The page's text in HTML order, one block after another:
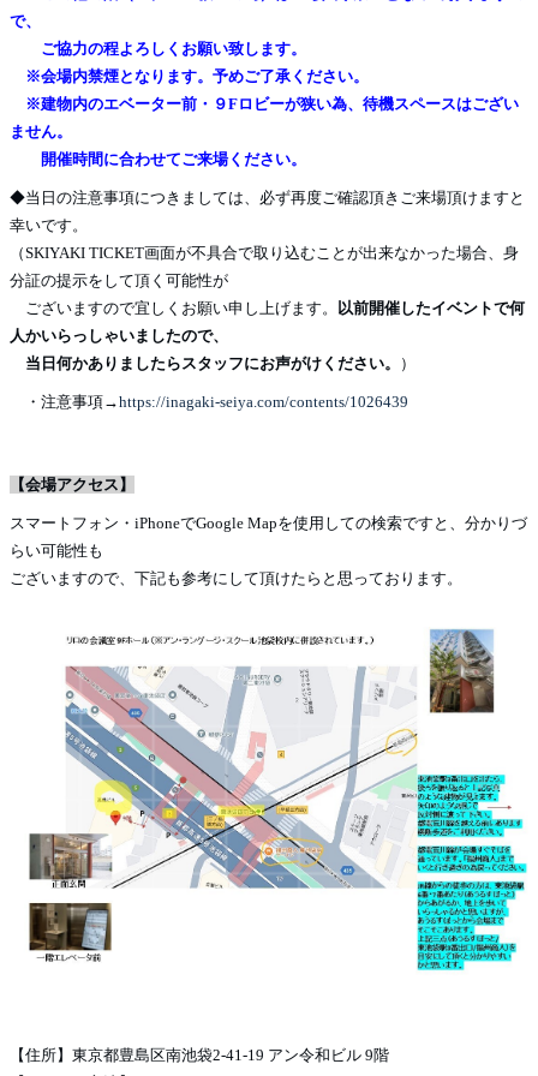
で、
ご協力の程よろしくお願い致します。
※会場内禁煙となります。予めご了承ください。
※建物内のエベーター前・９Fロビーが狭い為、待機スペースはござい
ません。
開催時間に合わせてご来場ください。
◆当日の注意事項につきましては、必ず再度ご確認頂きご来場頂けますと
幸いです。
（SKIYAKI TICKET画面が不具合で取り込むことが出来なかった場合、身
分証の提示をして頂く可能性が
ございますので宜しくお願い申し上げます。 以前開催したイベントで何
人かいらっしゃいましたので、
当日何かありましたらスタッフにお声がけください。
）
・注意事項→https://inagaki-seiya.com/contents/1026439
【会場アクセス】
スマートフォン・iPhoneでGoogle Mapを使用しての検索ですと、分かりづ
らい可能性も
ございますので、下記も参考にして頂けたらと思っております。
【住所】東京都豊島区南池袋2-41-19 アン令和ビル 9階